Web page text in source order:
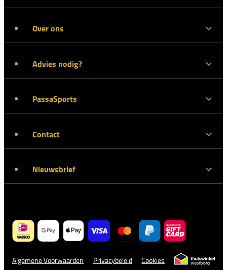
Over ons
Advies nodig?
PassaSports
Contact
Nieuwsbrief
Algemene Voorwaarden Privacybeleid Cookies